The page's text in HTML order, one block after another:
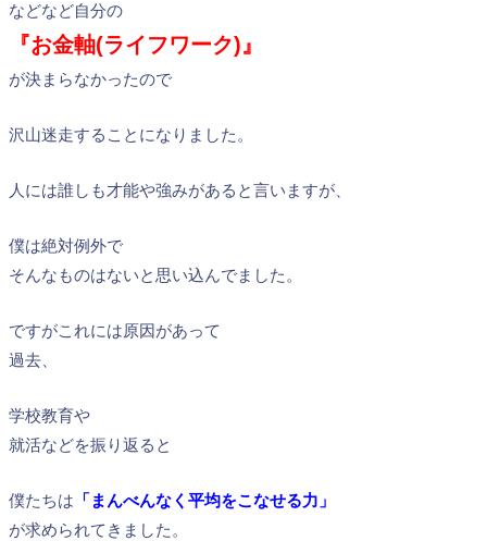
などなど自分の
『お金軸(ライフワーク)』
が決まらなかったので
沢山迷走することになりました。
人には誰しも才能や強みがあると言いますが、
僕は絶対例外で
そんなものはないと思い込んでました。
ですがこれには原因があって
過去、
学校教育や
就活などを振り返ると
僕たちは 「まんべんなく平均をこなせる力」
が求められてきました。